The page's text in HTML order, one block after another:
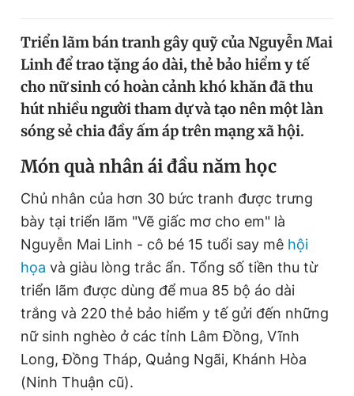
Tin thị trường Tin 360
Video Magazine
Tiện ích Bạn cần biết
Thông tin tòa soạn Liên hệ quảng cáo
Đọc Thanh Niên trên điện thoại
Triển lãm bán tranh gây quỹ của Nguyễn Mai
Linh để trao tặng áo dài, thẻ bảo hiểm y tế
cho nữ sinh có hoàn cảnh khó khăn đã thu
hút nhiều người tham dự và tạo nên một làn
sóng sẻ chia đầy ấm áp trên mạng xã hội.
Món quà nhân ái đầu năm học
Chủ nhân của hơn 30 bức tranh được trưng
bày tại triển lãm "Vẽ giấc mơ cho em" là
Nguyễn Mai Linh - cô bé 15 tuổi say mê hội
họa và giàu lòng trắc ẩn. Tổng số tiền thu từ
triển lãm được dùng để mua 85 bộ áo dài
trắng và 220 thẻ bảo hiểm y tế gửi đến những
nữ sinh nghèo ở các tỉnh Lâm Đồng, Vĩnh
Long, Đồng Tháp, Quảng Ngãi, Khánh Hòa
(Ninh Thuận cũ).